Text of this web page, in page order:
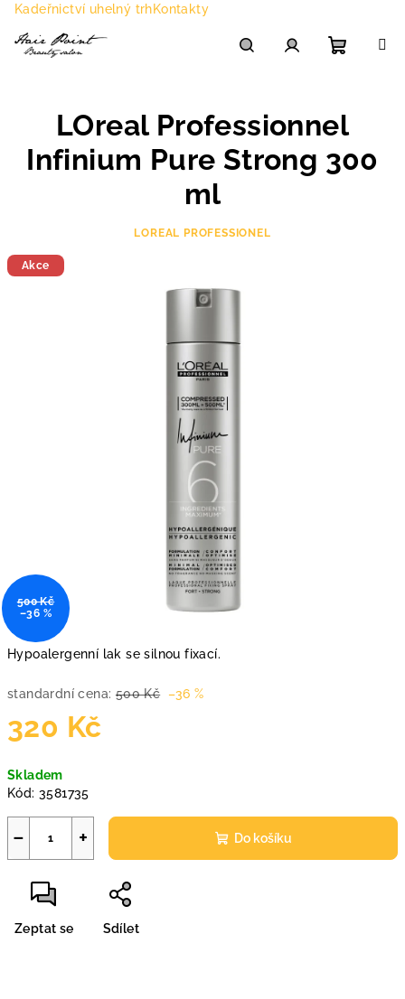
Přejít
obsah
Kadeřnictví uhelný trhKontakty
košík
Hypoalergenní lak se silnou fixací.
standardní cena: 500 Kč –36 %
320 Kč
cena:
Skladem
Kód: 3581735
+
− Do košíku
Zeptat se Sdílet
LOreal Professionnel
Infinium Pure Strong 300
ml
LOREAL PROFESSIONEL
Akce
500 Kč
–36 %